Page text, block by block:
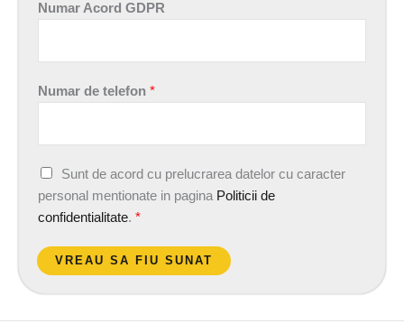
Numar Acord GDPR
Numar de telefon *
A
c
o
d
P
Sunt de acord cu prelucrarea datelor cu caracter
personal mentionate in pagina Politicii de
confidentialitate. *
VREAU SA FIU SUNAT